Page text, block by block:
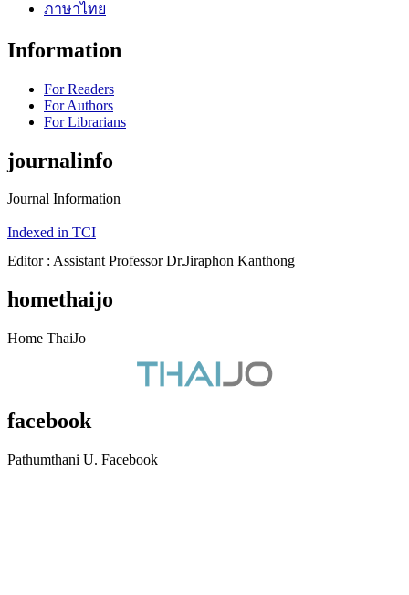
ภาษาไทย
Information
For Readers
For Authors
For Librarians
journalinfo
Journal Information
Indexed in TCI
Editor : Assistant Professor Dr.Jiraphon Kanthong
homethaijo
Home ThaiJo
facebook
Pathumthani U. Facebook